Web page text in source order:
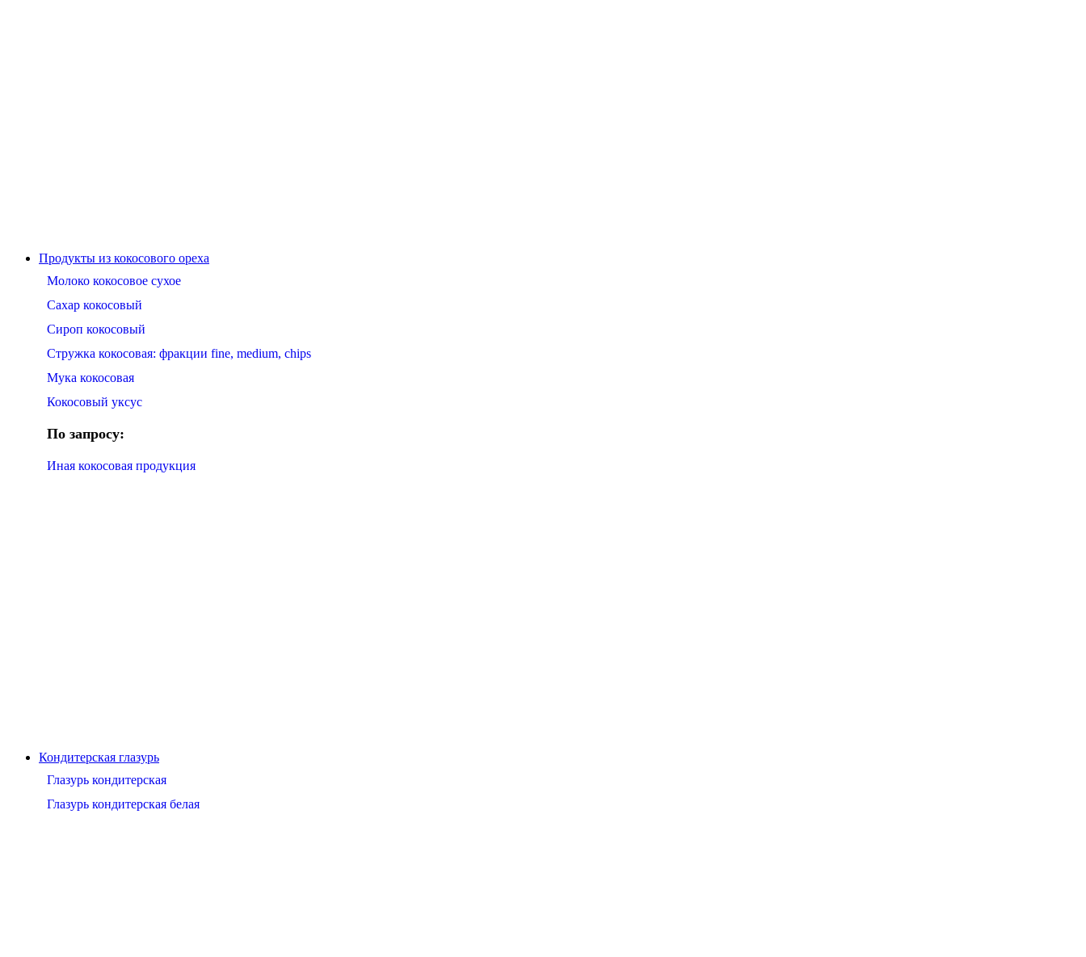
Продукты из кокосового ореха
Молоко кокосовое сухое
Сахар кокосовый
Сироп кокосовый
Стружка кокосовая: фракции fine, medium, chips
Мука кокосовая
Кокосовый уксус
По запросу:
Иная кокосовая продукция
Кондитерская глазурь
Глазурь кондитерская
Глазурь кондитерская белая